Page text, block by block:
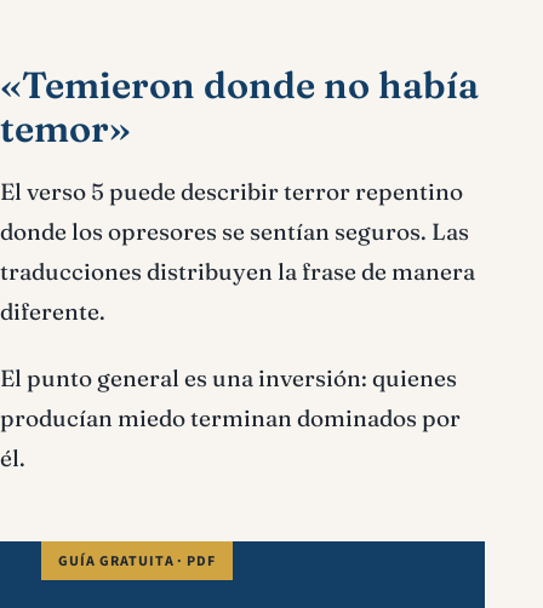
«Temieron donde no había
temor»
El verso 5 puede describir terror repentino
donde los opresores se sentían seguros. Las
traducciones distribuyen la frase de manera
diferente.
El punto general es una inversión: quienes
producían miedo terminan dominados por
él.
GUÍA GRATUITA · PDF